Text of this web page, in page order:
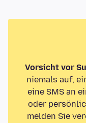
Vorsicht vor
niemals auf,
eine SMS an
oder
melden Sie